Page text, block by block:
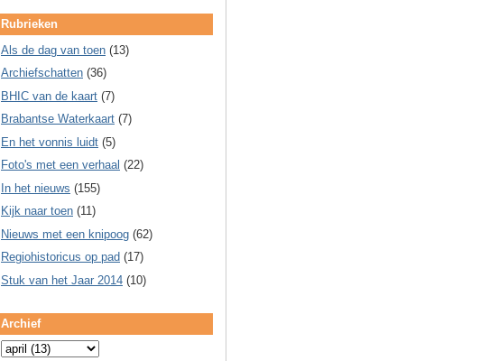
Rubrieken
Als de dag van toen (13)
Archiefschatten (36)
BHIC van de kaart (7)
Brabantse Waterkaart (7)
En het vonnis luidt (5)
Foto's met een verhaal (22)
In het nieuws (155)
Kijk naar toen (11)
Nieuws met een knipoog (62)
Regiohistoricus op pad (17)
Stuk van het Jaar 2014 (10)
Archief